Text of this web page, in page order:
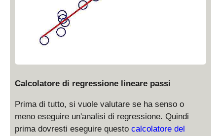
Calcolatore di regressione lineare passi
Prima di tutto, si vuole valutare se ha senso o
meno eseguire un'analisi di regressione. Quindi
prima dovresti eseguire questo calcolatore del